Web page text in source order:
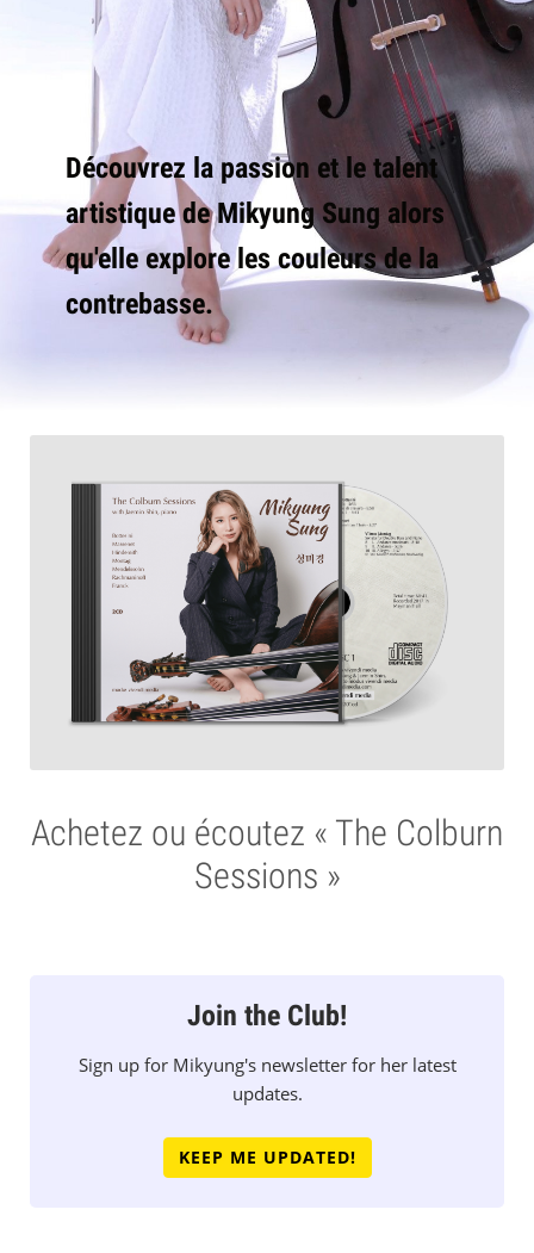
Découvrez la passion et le talent
artistique de Mikyung Sung alors
qu'elle explore les couleurs de la
contrebasse.
Achetez ou écoutez « The Colburn
Sessions »
Join the Club!
Sign up for Mikyung's newsletter for her latest
updates.
KEEP ME UPDATED!